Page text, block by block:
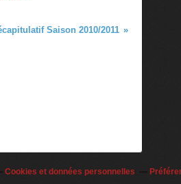
Saison 2010/2011
Cookies et données personnelles